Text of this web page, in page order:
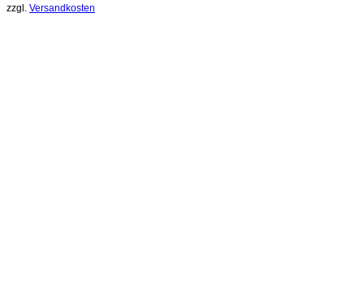
zzgl. Versandkosten